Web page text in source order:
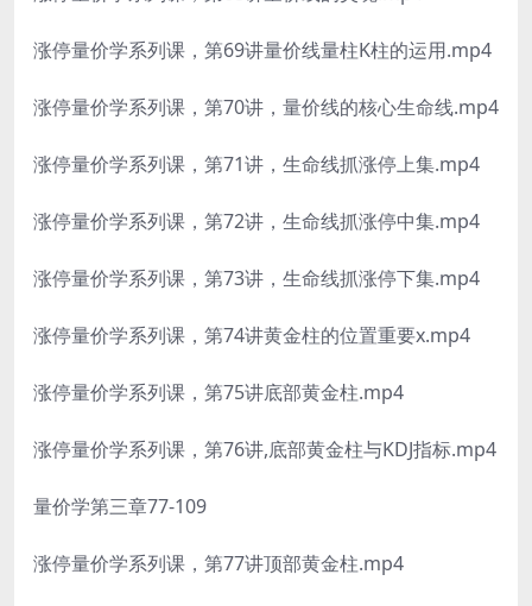
涨停量价学系列课，第69讲量价线量柱K柱的运用.mp4
涨停量价学系列课，第70讲，量价线的核心生命线.mp4
涨停量价学系列课，第71讲，生命线抓涨停上集.mp4
涨停量价学系列课，第72讲，生命线抓涨停中集.mp4
涨停量价学系列课，第73讲，生命线抓涨停下集.mp4
涨停量价学系列课，第74讲黄金柱的位置重要x.mp4
涨停量价学系列课，第75讲底部黄金柱.mp4
涨停量价学系列课，第76讲,底部黄金柱与KDJ指标.mp4
量价学第三章77-109
涨停量价学系列课，第77讲顶部黄金柱.mp4